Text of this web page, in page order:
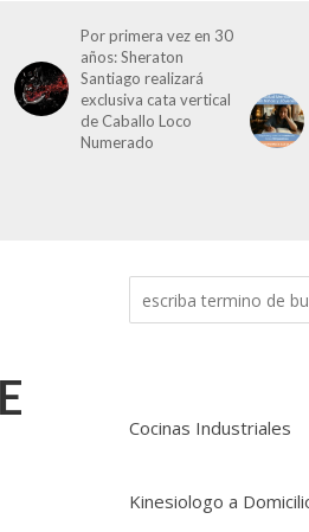
Por primera vez en 30
años: Sheraton
Santiago realizará
exclusiva cata vertical
de Caballo Loco
Numerado
Cocinas Industriales
Kinesiologo a